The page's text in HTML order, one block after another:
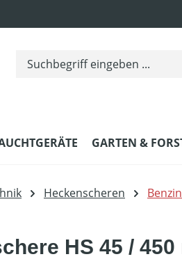
GARTEN &
Heckenscheren
HS 45 /